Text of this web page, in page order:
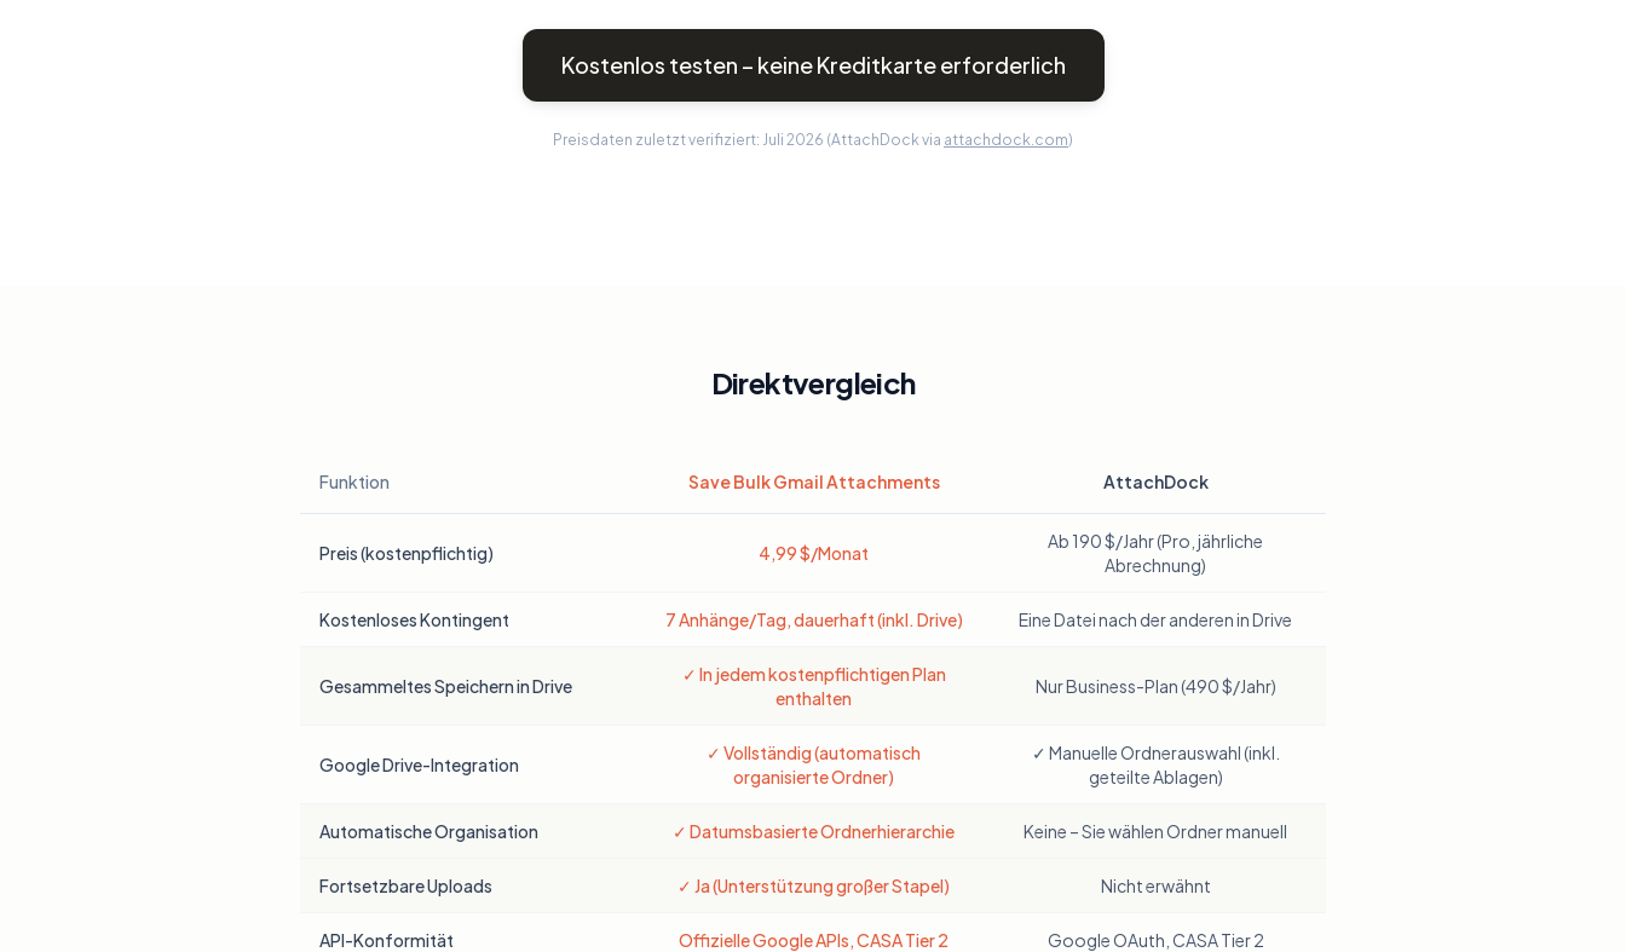
Kostenlos testen – keine Kreditkarte erforderlich
Preisdaten zuletzt verifiziert: Juli 2026 (AttachDock via attachdock.com)
Direktvergleich
Funktion Save Bulk Gmail Attachments AttachDock
Preis (kostenpflichtig) 4,99 $/Monat
Ab 190 $/Jahr (Pro, jährliche
Abrechnung)
Kostenloses Kontingent 7 Anhänge/Tag, dauerhaft (inkl. Drive) Eine Datei nach der anderen in Drive
Gesammeltes Speichern in Drive
✓ In jedem kostenpflichtigen Plan
enthalten
Nur Business-Plan (490 $/Jahr)
Google Drive-Integration
✓ Vollständig (automatisch
organisierte Ordner)
✓ Manuelle Ordnerauswahl (inkl.
geteilte Ablagen)
Automatische Organisation ✓ Datumsbasierte Ordnerhierarchie Keine – Sie wählen Ordner manuell
Fortsetzbare Uploads ✓ Ja (Unterstützung großer Stapel) Nicht erwähnt
API-Konformität Offizielle Google APIs, CASA Tier 2 Google OAuth, CASA Tier 2